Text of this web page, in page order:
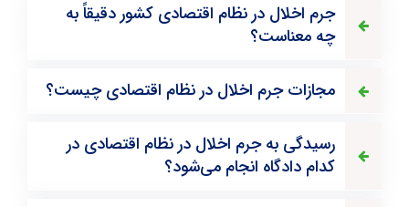
جرم اخلال در نظام اقتصادی کشور دقیقاً به
چه معناست؟
مجازات جرم اخلال در نظام اقتصادی چیست؟
رسیدگی به جرم اخلال در نظام اقتصادی در
کدام دادگاه انجام می‌شود؟